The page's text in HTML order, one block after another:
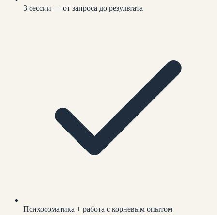
3 сессии — от запроса до результата
Психосоматика + работа с корневым опытом